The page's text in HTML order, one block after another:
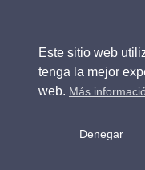
copyright 2026 ©
Este sitio web
tenga la mejor
web. Más
Denegar